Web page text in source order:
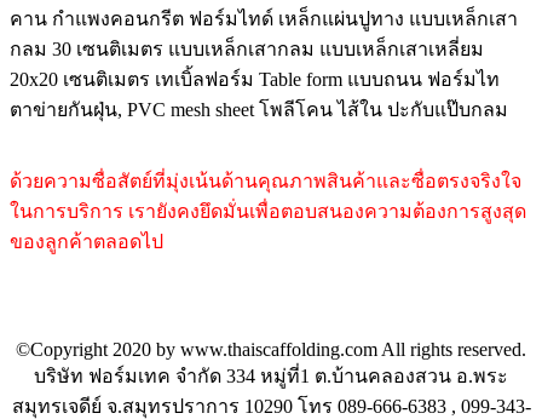
คาน กำแพงคอนกรีต ฟอร์มไทด์ เหล็กแผ่นปูทาง แบบเหล็กเสา
กลม 30 เซนติเมตร แบบเหล็กเสากลม แบบเหล็กเสาเหลี่ยม
20x20 เซนติเมตร เทเบิ้ลฟอร์ม Table form แบบถนน ฟอร์มไท
ตาข่ายกันฝุ่น, PVC mesh sheet โพลีโคน ไส้ใน ปะกับแป๊บกลม
ด้วยความซื่อสัตย์ที่มุ่งเน้นด้านคุณภาพสินค้าและซื่อตรงจริงใจ
ในการบริการ เรายังคงยึดมั่นเพื่อตอบสนองความต้องการสูงสุด
ของลูกค้าตลอดไป
©Copyright 2020 by www.thaiscaffolding.com All rights reserved.
บริษัท ฟอร์มเทค จำกัด 334 หมู่ที่1 ต.บ้านคลองสวน อ.พระ
สมุทรเจดีย์ จ.สมุทรปราการ 10290 โทร 089-666-6383 , 099-343-